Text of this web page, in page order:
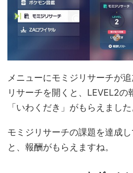
メニューにモミジリサーチが
リサーチを開くと、LEVEL2の
「いわくだき」がもらえました
モミジリサーチの課題を達成
と、報酬がもらえますね。